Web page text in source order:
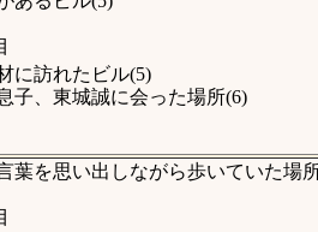
に訪れたビル(5)
子、東城誠に会った場所(6)
葉を思い出しながら歩いていた場